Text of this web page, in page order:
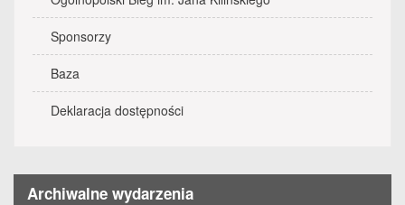
Sponsorzy
Baza
Deklaracja dostępności
Archiwalne wydarzenia